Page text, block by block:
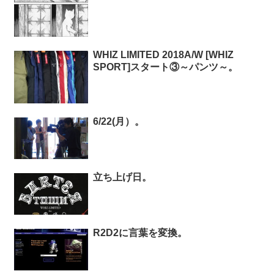
WHIZ LIMITED 2018A/W [WHIZ
SPORT]スタート③～パンツ～。
6/22(月）。
立ち上げ日。
R2D2に言葉を変換。